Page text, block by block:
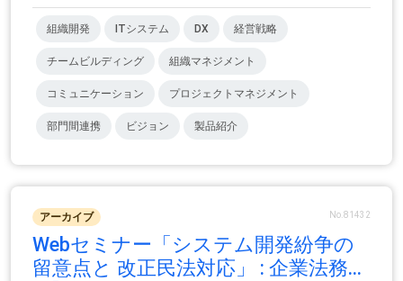
組織開発 ITシステム DX 経営戦略
チームビルディング 組織マネジメント
コミュニケーション プロジェクトマネジメント
部門間連携 ビジョン 製品紹介
アーカイブ No.81432
Webセミナー「システム開発紛争の
留意点と 改正民法対応」 : 企業法務...